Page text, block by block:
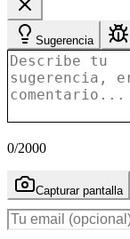
Sugerencia
0/2000
Capturar pantalla